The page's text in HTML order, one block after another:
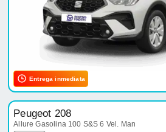
Entrega inmediata
Peugeot 208
Allure Gasolina 100 S&S 6 Vel. Man